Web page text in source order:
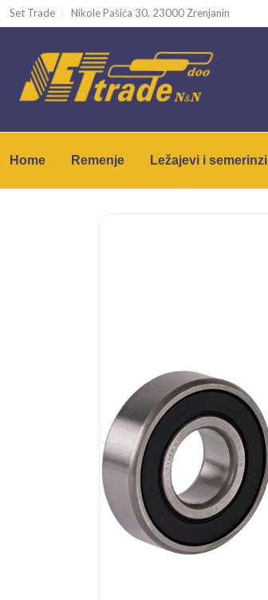
Set Trade Nikole Pašića 30, 23000 Zrenjanin
Home Remenje Ležajevi i semerinzi